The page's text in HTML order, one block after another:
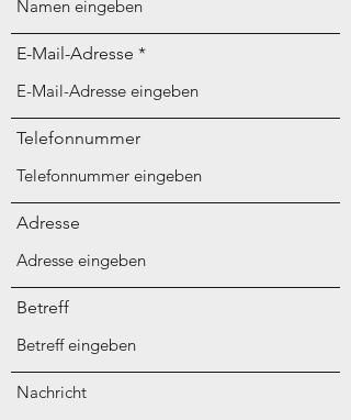
E-Mail-Adresse
Telefonnummer
Adresse
Betreff
Nachricht